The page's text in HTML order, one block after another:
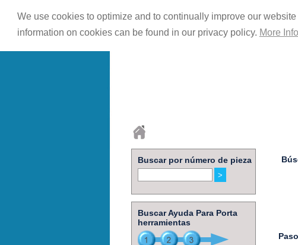
We use cookies to optimize and to continually improve our
information on cookies can be found in our privacy policy. More Info
Buscar por número de pieza
Buscar Ayuda Para Porta
herramientas